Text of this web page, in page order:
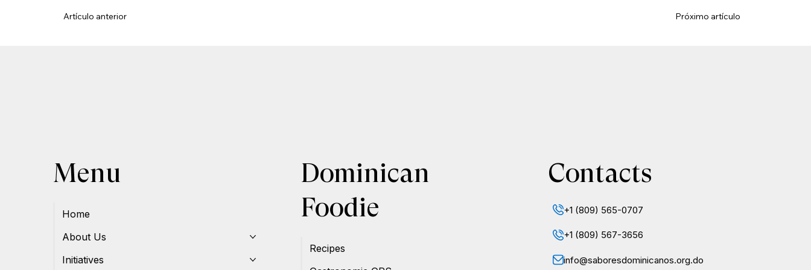
Artículo anterior Próximo artículo
Menu
Home
About Us
Initiatives
Dominican
Foodie
Recipes
Contacts
+1 (809) 565-0707
+1 (809) 567-3656
info@saboresdominicanos.org.do